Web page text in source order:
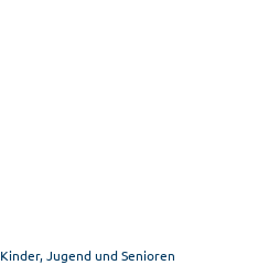
Kinder, Jugend und Senioren